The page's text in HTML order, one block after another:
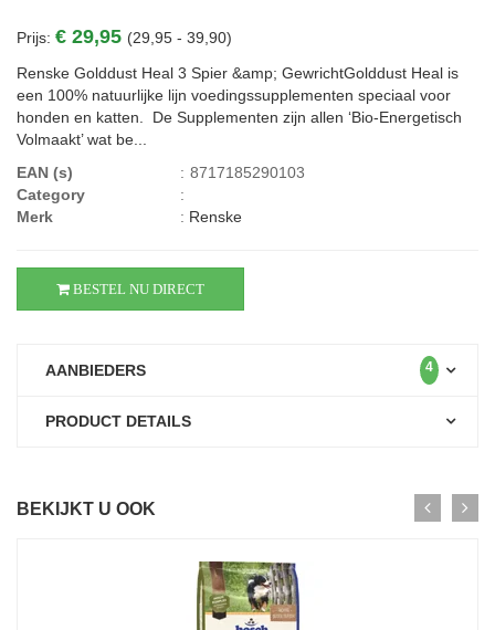
Prijs: € 29,95 (29,95 - 39,90)
Renske Golddust Heal 3 Spier &amp; GewrichtGolddust Heal is
een 100% natuurlijke lijn voedingssupplementen speciaal voor
honden en katten. De Supplementen zijn allen ‘Bio-Energetisch
Volmaakt’ wat be...
EAN (s)
: 8717185290103
Category
:
Merk
: Renske
BESTEL NU DIRECT
AANBIEDERS 4
PRODUCT DETAILS
BEKIJKT U OOK